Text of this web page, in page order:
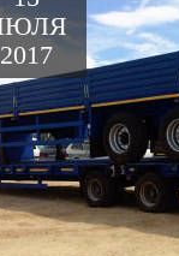
2017